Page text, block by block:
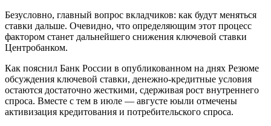
Безусловно, главный вопрос вкладчиков: как будут меняться
ставки дальше. Очевидно, что определяющим этот процесс
фактором станет дальнейшего снижения ключевой ставки
Центробанком.
Как пояснил Банк России в опубликованном на днях Резюме
обсуждения ключевой ставки, денежно-кредитные условия
остаются достаточно жесткими, сдерживая рост внутреннего
спроса. Вместе с тем в июле — августе юыли отмечены
активизация кредитования и потребительского спроса.